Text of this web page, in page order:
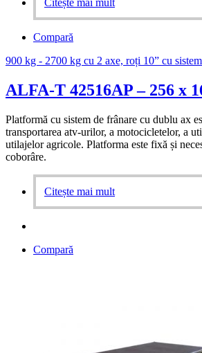
Citește mai mult
Compară
900 kg - 2700 kg cu 2 axe, roți 10” cu
ALFA-T 42516AP – 256 x
Platformă cu sistem de frânare cu dublu ax
transportarea atv-urilor, a motocicletelor, a
utilajelor agricole. Platforma este fixă și
coborâre.
Citește mai mult
Compară